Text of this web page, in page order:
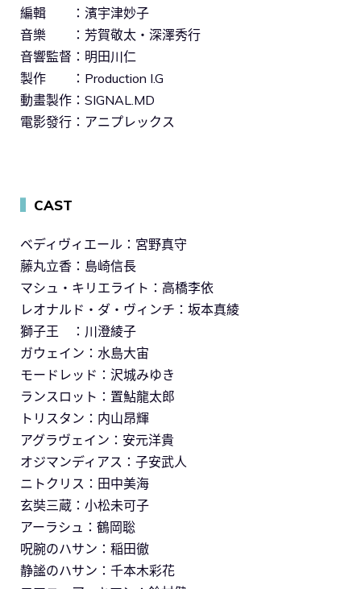
編輯 ：濱宇津妙子
音樂 ：芳賀敬太・深澤秀行
音響監督：明田川仁
製作 ：Production I.G
動畫製作：SIGNAL.MD
電影發行：アニプレックス
CAST
ベディヴィエール：宮野真守
藤丸立香：島崎信長
マシュ・キリエライト：高橋李依
レオナルド・ダ・ヴィンチ：坂本真綾
獅子王 ：川澄綾子
ガウェイン：水島大宙
モードレッド：沢城みゆき
ランスロット：置鮎龍太郎
トリスタン：内山昂輝
アグラヴェイン：安元洋貴
オジマンディアス：子安武人
ニトクリス：田中美海
玄奘三蔵：小松未可子
アーラシュ：鶴岡聡
呪腕のハサン：稲田徹
静謐のハサン：千本木彩花